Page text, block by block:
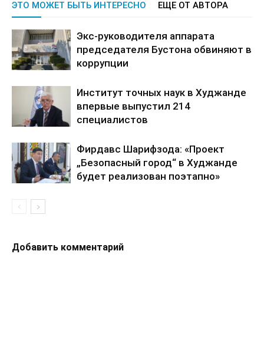
ЭТО МОЖЕТ БЫТЬ ИНТЕРЕСНО ЕЩЕ ОТ АВТОРА
Экс-руководителя аппарата
председателя Бустона обвиняют в
коррупции
Институт точных наук в Худжанде
впервые выпустил 214
специалистов
Фирдавс Шарифзода: «Проект
„Безопасный город“ в Худжанде
будет реализован поэтапно»
Добавить комментарий